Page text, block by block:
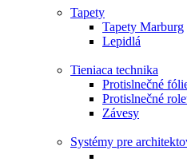
Tapety
Tapety Marburg
Lepidlá
Tieniaca technika
Protislnečné
Protislnečné
Závesy
Systémy pre